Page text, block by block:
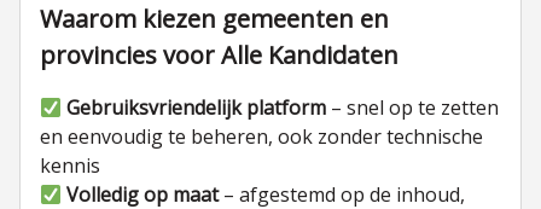
Waarom kiezen gemeenten en
provincies voor Alle Kandidaten
Gebruiksvriendelijk platform – snel op te zetten
en eenvoudig te beheren, ook zonder technische
kennis
Volledig op maat– afgestemd op de inhoud,